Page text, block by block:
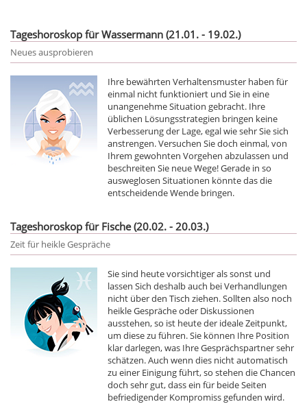
Tageshoroskop für Wassermann (21.01. - 19.02.)
Neues ausprobieren
Ihre bewährten Verhaltensmuster haben für
einmal nicht funktioniert und Sie in eine
unangenehme Situation gebracht. Ihre
üblichen Lösungsstrategien bringen keine
Verbesserung der Lage, egal wie sehr Sie sich
anstrengen. Versuchen Sie doch einmal, von
Ihrem gewohnten Vorgehen abzulassen und
beschreiten Sie neue Wege! Gerade in so
ausweglosen Situationen könnte das die
entscheidende Wende bringen.
Tageshoroskop für Fische (20.02. - 20.03.)
Zeit für heikle Gespräche
Sie sind heute vorsichtiger als sonst und
lassen Sich deshalb auch bei Verhandlungen
nicht über den Tisch ziehen. Sollten also noch
heikle Gespräche oder Diskussionen
ausstehen, so ist heute der ideale Zeitpunkt,
um diese zu führen. Sie können Ihre Position
klar darlegen, was Ihre Gesprächspartner sehr
schätzen. Auch wenn dies nicht automatisch
zu einer Einigung führt, so stehen die Chancen
doch sehr gut, dass ein für beide Seiten
befriedigender Kompromiss gefunden wird.